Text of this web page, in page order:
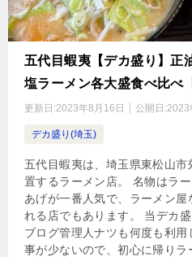
五代目蝦夷【デカ盛り】正
塩ラーメン各大盛食べ比べ
更新日:2023年8月16日 公開日:2023
デカ盛り(埼玉)
五代目蝦夷は、埼玉県東松山
置するラーメン店。 名物はラ
あげが一番人気で、ラーメン屋
れる店でもあります。 当デカ
ブログ管理人ナツも何度も利
事が少ないので、初心に帰りラ